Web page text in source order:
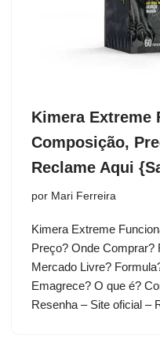
Kimera Extreme
Composição,
Reclame Aqui
por Mari Ferreira
Kimera Extreme
Preço? Onde Comprar?
Mercado Livre?
Emagrece? O que é?
Resenha – Site oficial –